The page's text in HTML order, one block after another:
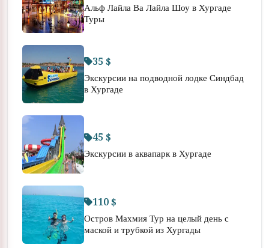
Альф Лайла Ва Лайла Шоу в Хургаде
Туры
35 $
Экскурсии на подводной лодке Синдбад
в Хургаде
45 $
Экскурсии в аквапарк в Хургаде
110 $
Остров Махмия Тур на целый день с
маской и трубкой из Хургады